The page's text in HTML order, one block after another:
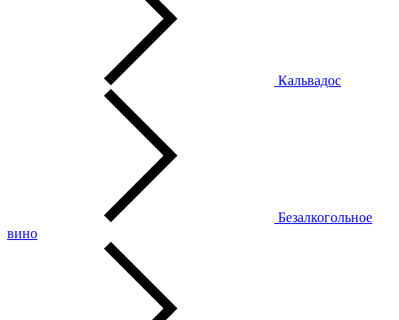
Кальвадос
Безалкогольное
вино